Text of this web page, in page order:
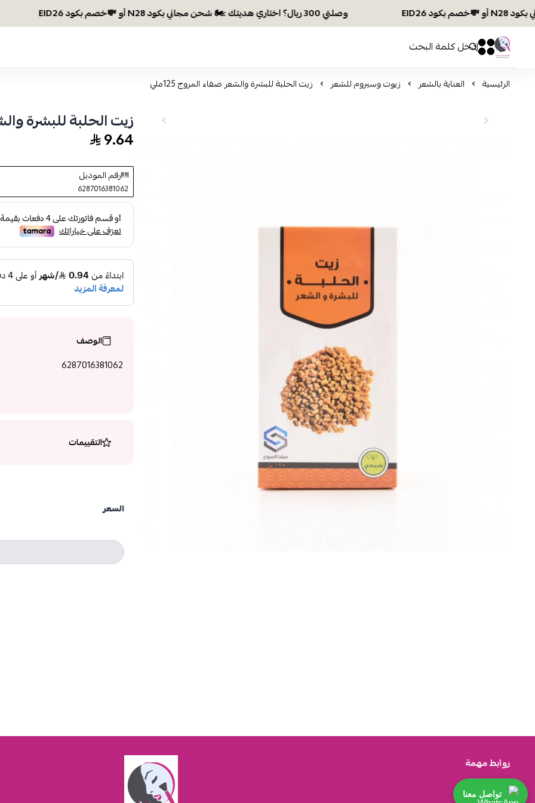
وصلتي 300 ريال؟ اختاري هديتك :🏍 شحن مجاني بكود N28 أو 💸خصم بكود EID26
افكار ومخازن العناية
0 0
الرئيسية العناية بالشعر زيوت وسيروم للشعر زيت الحلبة للبشرة والشعر صفاء المروج 125ملي
زيت الحلبة للبشرة
9.64
رقم الموديل
6287016381062
الوصف
6287016381062
التقييمات
السعر
روابط مهمة
تواصل معنا